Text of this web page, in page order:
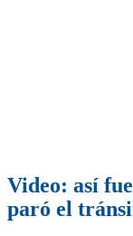
Video: así
paró el